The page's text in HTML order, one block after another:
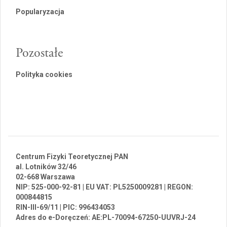
Popularyzacja
Pozostałe
Polityka cookies
Centrum Fizyki Teoretycznej PAN
al. Lotników 32/46
02-668 Warszawa
NIP: 525-000-92-81 | EU VAT: PL5250009281 | REGON:
000844815
RIN-III-69/11 | PIC: 996434053
Adres do e-Doręczeń: AE:PL-70094-67250-UUVRJ-24